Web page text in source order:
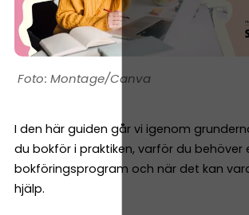
Montage/Canva
I den här guiden går vi igenom
du bokför i praktiken, varför du behöver
bokföringsprogram och när det kan
hjälp.